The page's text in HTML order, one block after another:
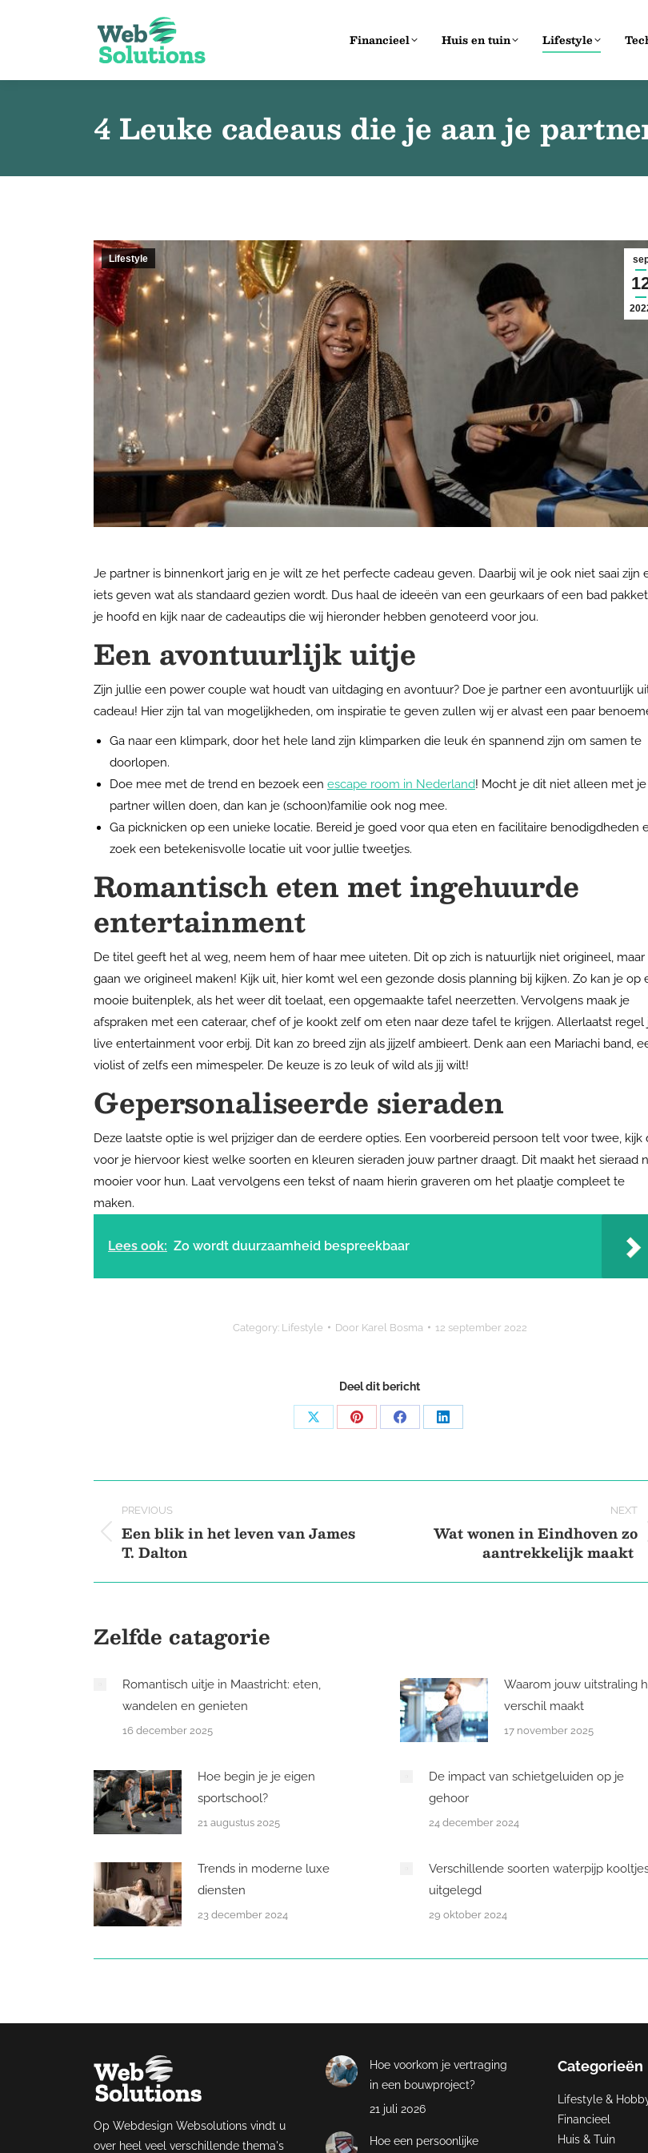
Financieel Huis en tuin Lifestyle
4 Leuke cadeaus die je aan je
Lifestyle
Je partner is binnenkort jarig en je wilt ze het perfecte cadeau geven. Daarbij wil je ook niet saai zijn
iets geven wat als standaard gezien wordt. Dus haal de ideeën van een geurkaars of een bad
je hoofd en kijk naar de cadeautips die wij hieronder hebben genoteerd voor jou.
Een avontuurlijk uitje
Zijn jullie een power couple wat houdt van uitdaging en avontuur? Doe je partner een avontuurlijk
cadeau! Hier zijn tal van mogelijkheden, om inspiratie te geven zullen wij er alvast een paar
Ga naar een klimpark, door het hele land zijn klimparken die leuk én spannend zijn om samen te
doorlopen.
Doe mee met de trend en bezoek een escape room in Nederland! Mocht je dit niet alleen met je
partner willen doen, dan kan je (schoon)familie ook nog mee.
Ga picknicken op een unieke locatie. Bereid je goed voor qua eten en facilitaire benodigdheden
zoek een betekenisvolle locatie uit voor jullie tweetjes.
Romantisch eten met ingehuurde
entertainment
De titel geeft het al weg, neem hem of haar mee uiteten. Dit op zich is natuurlijk niet origineel, maar
gaan we origineel maken! Kijk uit, hier komt wel een gezonde dosis planning bij kijken. Zo kan je op
mooie buitenplek, als het weer dit toelaat, een opgemaakte tafel neerzetten. Vervolgens maak je
afspraken met een cateraar, chef of je kookt zelf om eten naar deze tafel te krijgen. Allerlaatst regel
live entertainment voor erbij. Dit kan zo breed zijn als jijzelf ambieert. Denk aan een Mariachi band,
violist of zelfs een mimespeler. De keuze is zo leuk of wild als jij wilt!
Gepersonaliseerde sieraden
Deze laatste optie is wel prijziger dan de eerdere opties. Een voorbereid persoon telt voor twee, kijk
voor je hiervoor kiest welke soorten en kleuren sieraden jouw partner draagt. Dit maakt het sieraad
mooier voor hun. Laat vervolgens een tekst of naam hierin graveren om het plaatje compleet te
maken.
Lees ook: Zo wordt duurzaamheid bespreekbaar
Category: Lifestyle Door Karel Bosma 12 september 2022
Deel dit bericht
Share Share Share Share
Post
navigation
PREVIOUS
Previous
post:
Een blik in het leven van James
T. Dalton
NEXT
Wat wonen in Eindhoven zo
aantrekkelijk maakt
Zelfde catagorie
Romantisch uitje in Maastricht: eten,
wandelen en genieten
16 december 2025
Waarom jouw uitstraling
verschil maakt
17 november 2025
Hoe begin je je eigen
sportschool?
21 augustus 2025
De impact van schietgeluiden op je
gehoor
24 december 2024
Trends in moderne luxe
diensten
23 december 2024
Verschillende soorten waterpijp
uitgelegd
29 oktober 2024
Op Webdesign Websolutions vindt u
over heel veel verschillende thema's
Hoe voorkom je vertraging
in een bouwproject?
21 juli 2026
Hoe een persoonlijke
Categorieën
Lifestyle &
Financieel
Huis & Tuin